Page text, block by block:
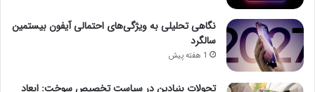
نگاهی تحلیلی به ویژگی‌های احتمالی آیفون بیستمین
سالگرد
1 هفته پیش
تحولات بنیادین در سیاست تخصیص سوخت: ابعاد